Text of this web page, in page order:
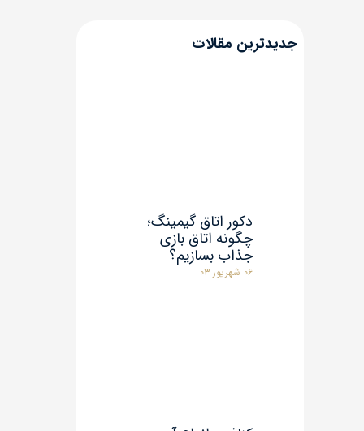
دکور اتاق گیمینگ؛
چگونه اتاق بازی
جذاب بسازیم؟
۰۶ شهریور ۰۳
​جدیدترین مقالات